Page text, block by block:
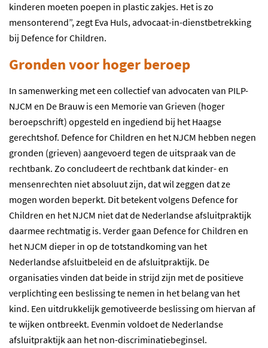
kinderen moeten poepen in plastic zakjes. Het is zo
mensonterend”, zegt Eva Huls, advocaat-in-dienstbetrekking
bij Defence for Children.
Gronden voor hoger beroep
In samenwerking met een collectief van advocaten van PILP-
NJCM en De Brauw is een Memorie van Grieven (hoger
beroepschrift) opgesteld en ingediend bij het Haagse
gerechtshof. Defence for Children en het NJCM hebben negen
gronden (grieven) aangevoerd tegen de uitspraak van de
rechtbank. Zo concludeert de rechtbank dat kinder- en
mensenrechten niet absoluut zijn, dat wil zeggen dat ze
mogen worden beperkt. Dit betekent volgens Defence for
Children en het NJCM niet dat de Nederlandse afsluitpraktijk
daarmee rechtmatig is. Verder gaan Defence for Children en
het NJCM dieper in op de totstandkoming van het
Nederlandse afsluitbeleid en de afsluitpraktijk. De
organisaties vinden dat beide in strijd zijn met de positieve
verplichting een beslissing te nemen in het belang van het
kind. Een uitdrukkelijk gemotiveerde beslissing om hiervan af
te wijken ontbreekt. Evenmin voldoet de Nederlandse
afsluitpraktijk aan het non-discriminatiebeginsel.